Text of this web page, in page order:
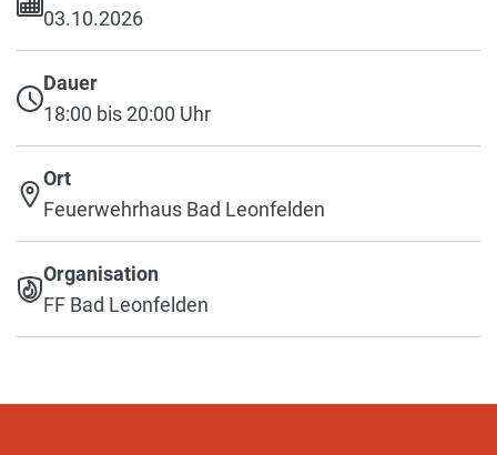
03.10.2026
Dauer
18:00 bis 20:00 Uhr
Ort
Feuerwehrhaus Bad Leonfelden
Organisation
FF Bad Leonfelden